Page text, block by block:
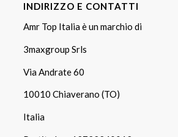
INDIRIZZO E CONTATTI
Amr Top Italia è un marchio di
3maxgroup Srls
Via Andrate 60
10010 Chiaverano (TO)
Italia